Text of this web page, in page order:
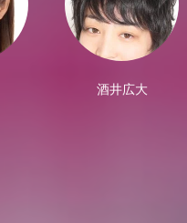
酒井広大